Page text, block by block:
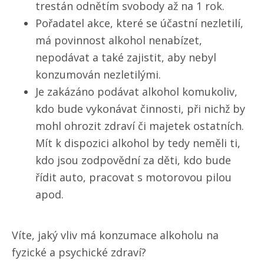
trestán odnětím svobody až na 1 rok.
Pořadatel akce, které se účastní nezletilí,
má povinnost alkohol nenabízet,
nepodávat a také zajistit, aby nebyl
konzumován nezletilými.
Je zakázáno podávat alkohol komukoliv,
kdo bude vykonávat činnosti, při nichž by
mohl ohrozit zdraví či majetek ostatních.
Mít k dispozici alkohol by tedy neměli ti,
kdo jsou zodpovědní za děti, kdo bude
řídit auto, pracovat s motorovou pilou
apod.
Víte, jaký vliv má konzumace alkoholu na
fyzické a psychické zdraví?